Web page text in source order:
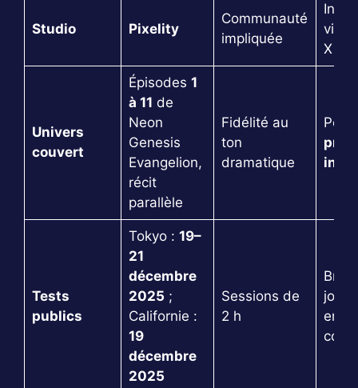
Studio Pixelity
Communauté
impliquée
via
X
Univers
couvert
Épisodes 1
à 11 de
Neon
Genesis
Evangelion,
récit
parallèle
Fidélité au
ton
dramatique
Tests
publics
Tokyo : 19–
21
décembre
2025 ;
Californie :
19
décembre
2025
Sessions de
2 h
Brief